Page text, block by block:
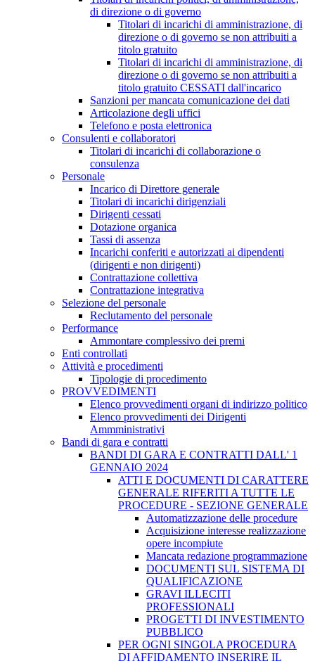
di direzione o di governo
Titolari di incarichi di amministrazione, di
direzione o di governo se non attribuiti a
titolo gratuito
Titolari di incarichi di amministrazione, di
direzione o di governo se non attribuiti a
titolo gratuito CESSATI dall'incarico
Sanzioni per mancata comunicazione dei dati
Articolazione degli uffici
Telefono e posta elettronica
Consulenti e collaboratori
Titolari di incarichi di collaborazione o
consulenza
Personale
Incarico di Direttore generale
Titolari di incarichi dirigenziali
Dirigenti cessati
Dotazione organica
Tassi di assenza
Incarichi conferiti e autorizzati ai dipendenti
(dirigenti e non dirigenti)
Contrattazione collettiva
Contrattazione integrativa
Selezione del personale
Reclutamento del personale
Performance
Ammontare complessivo dei premi
Enti controllati
Attività e procedimenti
Tipologie di procedimento
PROVVEDIMENTI
Elenco provvedimenti organi di indirizzo politico
Elenco provvedimenti dei Dirigenti
Ammministrativi
Bandi di gara e contratti
BANDI DI GARA E CONTRATTI DALL' 1
GENNAIO 2024
ATTI E DOCUMENTI DI CARATTERE
GENERALE RIFERITI A TUTTE LE
PROCEDURE - SEZIONE GENERALE
Automatizzazione delle procedure
Acquisizione interesse realizzazione
opere incompiute
Mancata redazione programmazione
DOCUMENTI SUL SISTEMA DI
QUALIFICAZIONE
GRAVI ILLECITI
PROFESSIONALI
PROGETTI DI INVESTIMENTO
PUBBLICO
PER OGNI SINGOLA PROCEDURA
DI AFFIDAMENTO INSERIRE IL